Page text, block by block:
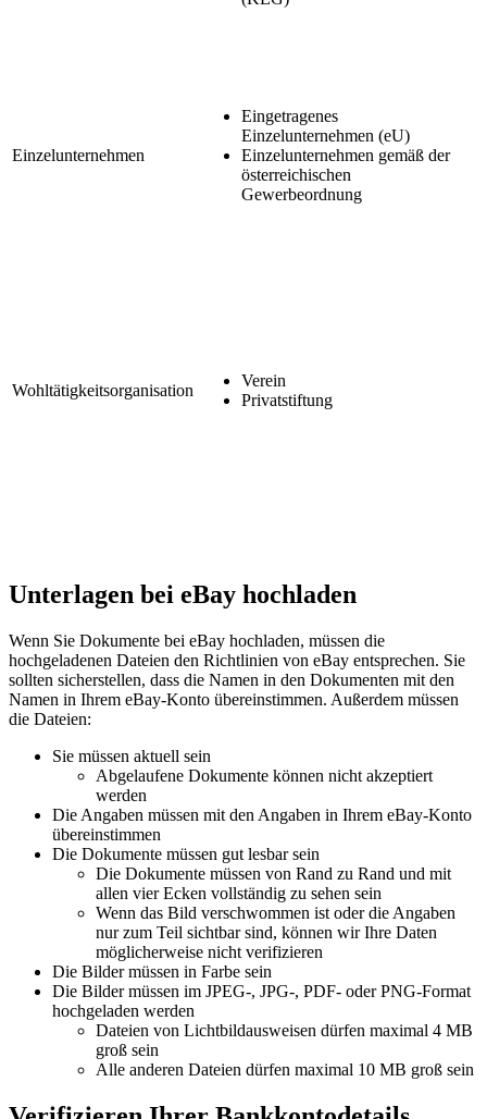
Einzelunternehmen
Eingetragenes
Einzelunternehmen (eU)
Einzelunternehmen gemäß der
österreichischen
Gewerbeordnung
Wohltätigkeitsorganisation
Verein
Privatstiftung
Unterlagen bei eBay hochladen
Wenn Sie Dokumente bei eBay hochladen, müssen die
hochgeladenen Dateien den Richtlinien von eBay entsprechen. Sie
sollten sicherstellen, dass die Namen in den Dokumenten mit den
Namen in Ihrem eBay-Konto übereinstimmen. Außerdem müssen
die Dateien:
Sie müssen aktuell sein
Abgelaufene Dokumente können nicht akzeptiert
werden
Die Angaben müssen mit den Angaben in Ihrem eBay-Konto
übereinstimmen
Die Dokumente müssen gut lesbar sein
Die Dokumente müssen von Rand zu Rand und mit
allen vier Ecken vollständig zu sehen sein
Wenn das Bild verschwommen ist oder die Angaben
nur zum Teil sichtbar sind, können wir Ihre Daten
möglicherweise nicht verifizieren
Die Bilder müssen in Farbe sein
Die Bilder müssen im JPEG-, JPG-, PDF- oder PNG-Format
hochgeladen werden
Dateien von Lichtbildausweisen dürfen maximal 4 MB
groß sein
Alle anderen Dateien dürfen maximal 10 MB groß sein